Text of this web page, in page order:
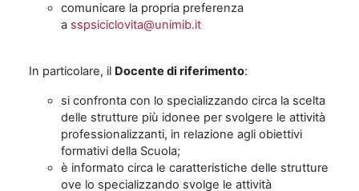
comunicare la propria preferenza
a sspsiciclovita@unimib.it
In particolare, il Docente di riferimento:
si confronta con lo specializzando circa la scelta
delle strutture più idonee per svolgere le attività
professionalizzanti, in relazione agli obiettivi
formativi della Scuola;
è informato circa le caratteristiche delle strutture
ove lo specializzando svolge le attività